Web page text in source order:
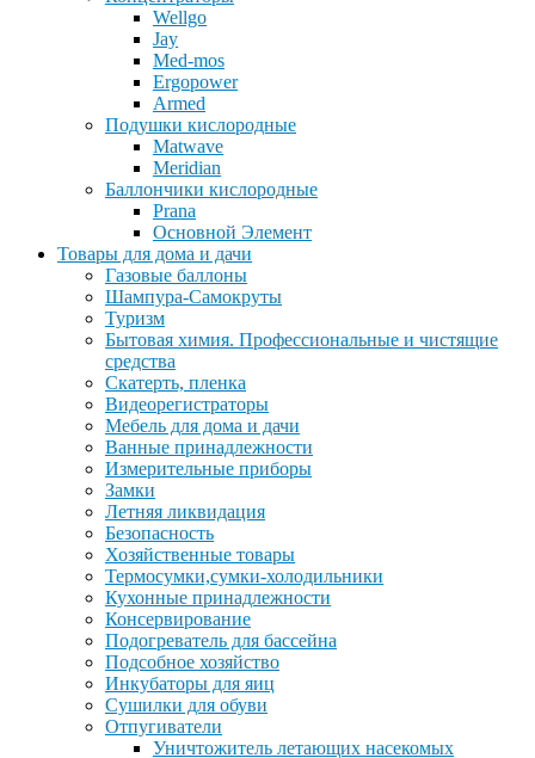
Wellgo
Jay
Med-mos
Ergopower
Armed
Подушки кислородные
Matwave
Meridian
Баллончики кислородные
Prana
Основной Элемент
Товары для дома и дачи
Газовые баллоны
Шампура-Самокруты
Туризм
Бытовая химия. Профессиональные и чистящие
средства
Скатерть, пленка
Видеорегистраторы
Мебель для дома и дачи
Ванные принадлежности
Измерительные приборы
Замки
Летняя ликвидация
Безопасность
Хозяйственные товары
Термосумки,сумки-холодильники
Кухонные принадлежности
Консервирование
Подогреватель для бассейна
Подсобное хозяйство
Инкубаторы для яиц
Сушилки для обуви
Отпугиватели
Уничтожитель летающих насекомых